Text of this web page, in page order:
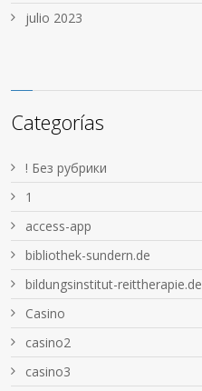
julio 2023
Categorías
! Без рубрики
1
access-app
bibliothek-sundern.de
bildungsinstitut-reittherapie.de
Casino
casino2
casino3